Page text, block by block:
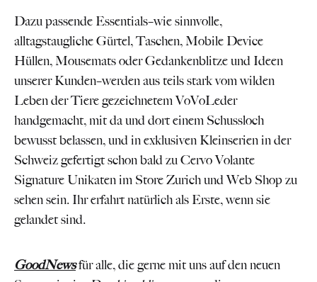
Dazu passende Essentials–wie sinnvolle,
alltagstaugliche Gürtel, Taschen, Mobile Device
Hüllen, Mousemats oder Gedankenblitze und Ideen
unserer Kunden–werden aus teils stark vom wilden
Leben der Tiere gezeichnetem VoVoLeder
handgemacht, mit da und dort einem Schussloch
bewusst belassen, und in exklusiven Kleinserien in der
Schweiz gefertigt schon bald zu Cervo Volante
Signature Unikaten im Store Zurich und Web Shop zu
sehen sein. Ihr erfahrt natürlich als Erste, wenn sie
gelandet sind.
GoodNewsfür alle, die gerne mit uns auf den neuen